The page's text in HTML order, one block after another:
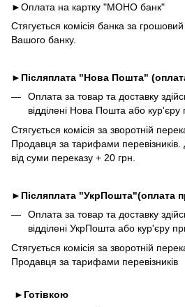
►Оплата на картку "МОНО банк"
Стягується комісія банка за
Вашого банку.
► Післяплата "Нова Пошта"
Оплата за товар та доставку
відділені Нова Пошта або кур'єру
Стягується комісія за зворотній
Продавця за тарифами
від суми переказу + 20 грн.
► Післяплата "УкрПошта"(оплата
Оплата за товар та доставку
відділені УкрПошта або кур'єру
Стягується комісія за зворотній
Продавця за тарифами перевізників
► Готівкою